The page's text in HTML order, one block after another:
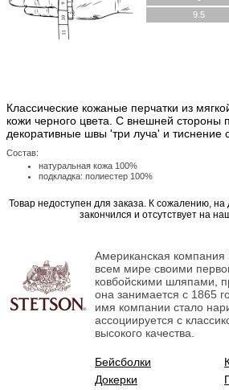
9.5
Классические кожаные перчатки из
кожи черного цвета. С внешней стороны
декоративные швы 'три луча' и тиснение
Состав:
натуральная кожа 100%
подкладка: полиестер 100%
Товар недоступен для заказа. К сожалению,
закончился и отсутствует на
Американская компания
всем мире своими
ковбойскими шляпами,
она занимается с 1865
имя компании стало
ассоциируется с
высокого качества.
Бейсболки
Докерки